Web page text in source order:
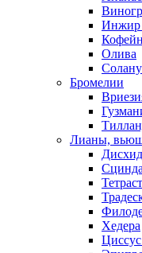
Инжир
Олива
Бромелии
Лианы,
Хедера